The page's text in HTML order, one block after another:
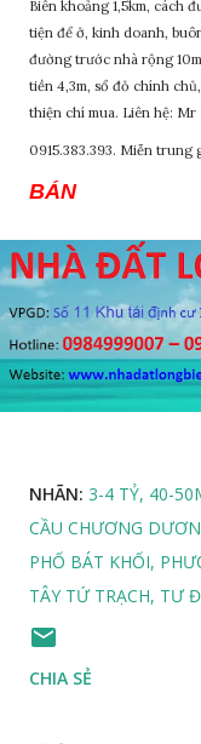
Biên khoảng 1,5km, cách
tiện để ở, kinh doanh,
đường trước nhà rộng
tiền 4,3m, sổ đỏ chính
thiện chí mua. Liên hệ:
0915.383.393. Miễn
BÁN
NHÃN: 3-4 TỶ 40-
CẦU CHƯƠNG
PHỐ BÁT KHỐI
TÂY TỨ TRẠCH TƯ
CHIA SẺ